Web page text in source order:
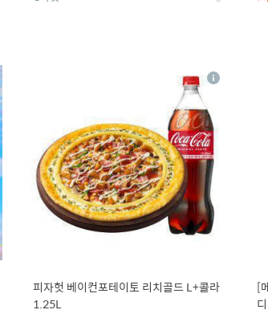
피자헛 베이컨포테이토 리치골드 L+콜라
1.25L
상
[
디